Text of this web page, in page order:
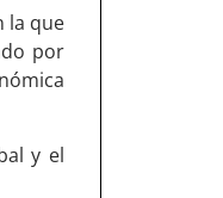
la que
por
y el